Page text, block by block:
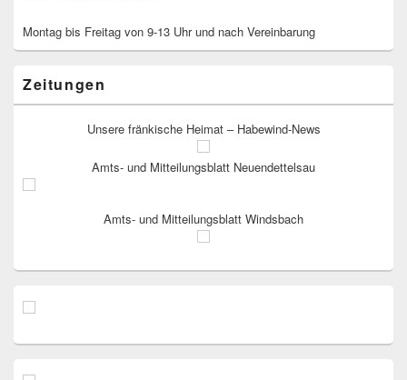
Montag bis Freitag von 9-13 Uhr und nach Vereinbarung
Zeitungen
Unsere fränkische Heimat – Habewind-News
Amts- und Mitteilungsblatt Neuendettelsau
Amts- und Mitteilungsblatt Windsbach